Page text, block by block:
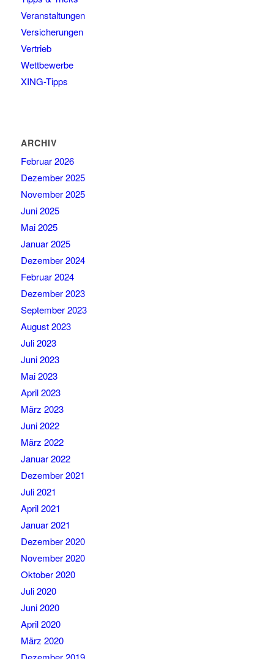
Veranstaltungen
Versicherungen
Vertrieb
Wettbewerbe
XING-Tipps
ARCHIV
Februar 2026
Dezember 2025
November 2025
Juni 2025
Mai 2025
Januar 2025
Dezember 2024
Februar 2024
Dezember 2023
September 2023
August 2023
Juli 2023
Juni 2023
Mai 2023
April 2023
März 2023
Juni 2022
März 2022
Januar 2022
Dezember 2021
Juli 2021
April 2021
Januar 2021
Dezember 2020
November 2020
Oktober 2020
Juli 2020
Juni 2020
April 2020
März 2020